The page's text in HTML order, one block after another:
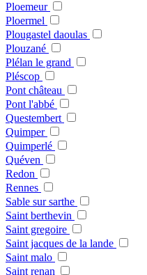
Ploemeur
Ploermel
Plougastel daoulas
Plouzané
Plélan le grand
Pléscop
Pont château
Pont l'abbé
Questembert
Quimper
Quimperlé
Quéven
Redon
Rennes
Sable sur sarthe
Saint berthevin
Saint gregoire
Saint jacques de la lande
Saint malo
Saint renan